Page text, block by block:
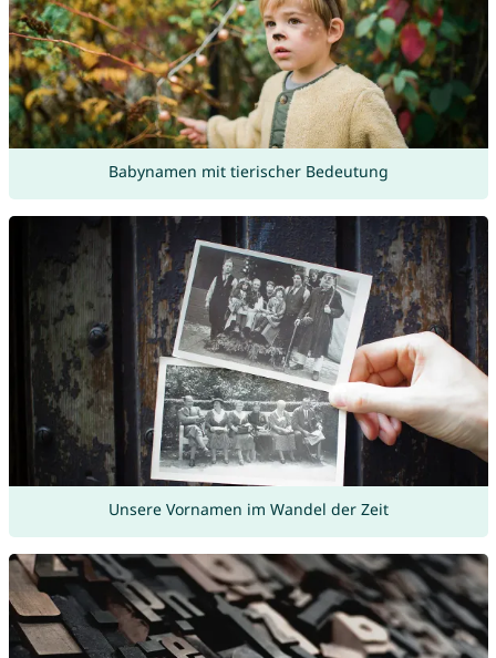
Babynamen mit tierischer Bedeutung
Unsere Vornamen im Wandel der Zeit